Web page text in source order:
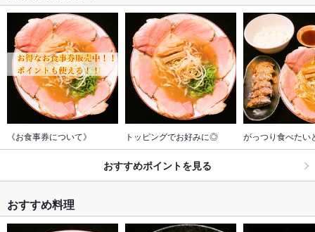
《お食事券について》 トッピングでお好みに◎ がっつり食べたい
おすすめポイントを見る
おすすめ料理